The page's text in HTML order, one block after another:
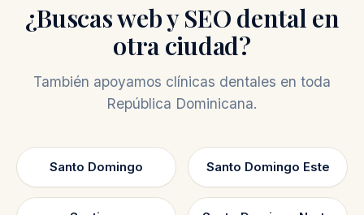
¿Buscas web y SEO dental en
otra ciudad?
También apoyamos clínicas dentales en toda
República Dominicana.
Santo Domingo Santo Domingo Este